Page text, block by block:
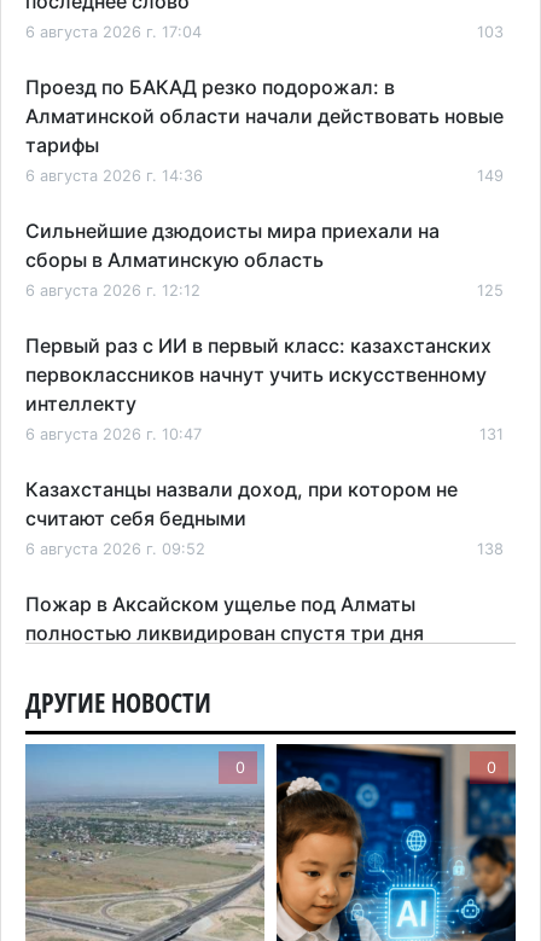
6 августа 2026 г. 17:04 103
Проезд по БАКАД резко подорожал: в
Алматинской области начали действовать новые
тарифы
6 августа 2026 г. 14:36 149
Сильнейшие дзюдоисты мира приехали на
сборы в Алматинскую область
6 августа 2026 г. 12:12 125
Первый раз с ИИ в первый класс: казахстанских
первоклассников начнут учить искусственному
интеллекту
6 августа 2026 г. 10:47 131
Казахстанцы назвали доход, при котором не
считают себя бедными
6 августа 2026 г. 09:52 138
Пожар в Аксайском ущелье под Алматы
полностью ликвидирован спустя три дня
Минэкологии опровергло фото тигра возле села
в Алматинской области
183
Казахстан стал лидером Центральной Азии в
мировом рейтинге благополучия
5 августа 2026 г. 13:55 243
ДРУГИЕ НОВОСТИ
0 0